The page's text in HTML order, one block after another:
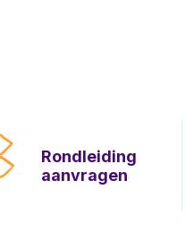
Rondleiding
aanvragen